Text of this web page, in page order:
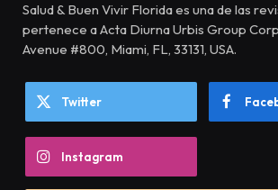
Salud & Buen Vivir Florida es una de las
pertenece a Acta Diurna Urbis Group
Avenue #800, Miami, FL, 33131, USA.
Twitter
Instagram